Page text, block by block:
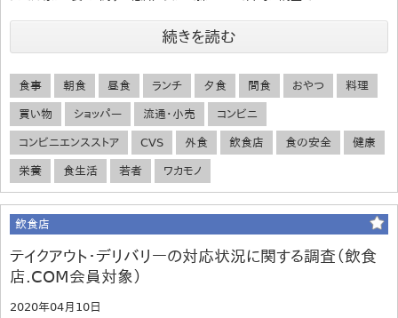
続きを読む
食事 朝食 昼食 ランチ 夕食 間食 おやつ 料理
買い物 ショッパー 流通・小売 コンビニ
コンビニエンスストア CVS 外食 飲食店 食の安全 健康
栄養 食生活 若者 ワカモノ
飲食店
テイクアウト・デリバリーの対応状況に関する調査（飲食
店.COM会員対象）
2020年04月10日